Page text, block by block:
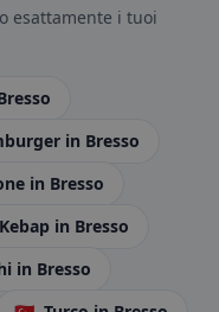
esattamente i tuoi
in Bresso
in Bresso
Kebap in Bresso
in Bresso